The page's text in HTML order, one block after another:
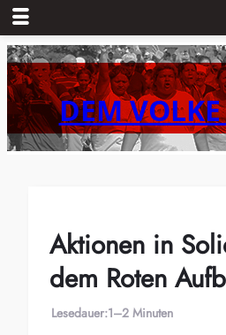
Zum
Inhalt
springenDEM
Aktionen in
dem Roten
Lesedauer:1–2 Minuten